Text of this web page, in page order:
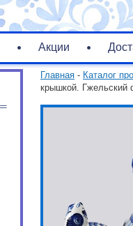
Акции
Главная - Каталог
крышкой. Гжельский